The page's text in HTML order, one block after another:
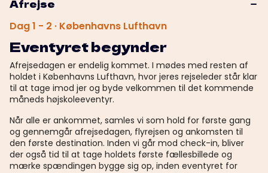
Afrejse
Dag 1 - 2 · Københavns Lufthavn
Eventyret begynder
Afrejsedagen er endelig kommet. I mødes med resten af
holdet i Københavns Lufthavn, hvor jeres rejseleder står klar
til at tage imod jer og byde velkommen til det kommende
måneds højskoleeventyr.
Når alle er ankommet, samles vi som hold for første gang
og gennemgår afrejsedagen, flyrejsen og ankomsten til
den første destination. Inden vi går mod check-in, bliver
der også tid til at tage holdets første fællesbillede og
mærke spændingen bygge sig op, inden eventyret for